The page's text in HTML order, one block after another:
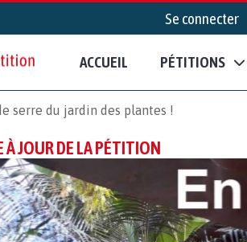
Se connecter
ACCUEIL PÉTITIONS
serre du jardin des plantes !
À JOUR DE LA PÉTITION